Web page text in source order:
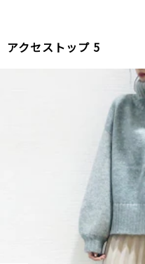
アクセストップ 5